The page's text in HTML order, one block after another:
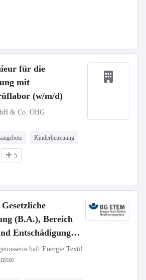
für die
mit
(w/m/d)
& Co. OHG
Kinderbetreuung
5
(B.A.), Bereich
Entschädigung,
Stuttgart)
Energie Textil